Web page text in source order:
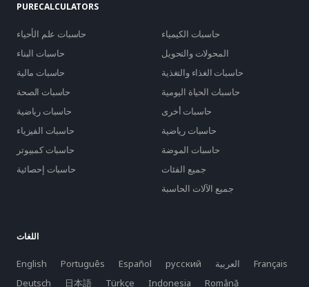
PURECALCULATORS
حاسبات علم الأحياء
حاسبات الكيمياء
حاسبات البناء
المحولات والتحويل
حاسبات مالية
حاسبات الغذاء والتغذية
حاسبات الصحة
حاسبات الحياة اليومية
حاسبات رياضية
حاسبات أخرى
حاسبات الفيزياء
حاسبات رياضية
حاسبات كمبيوتر
حاسبات الموضة
حاسبات إحصائية
جميع الفئات
جميع الآلات الحاسبة
اللغات
English Português Español русский العربية
Français
Deutsch
日本語 Türkçe Indonesia Română